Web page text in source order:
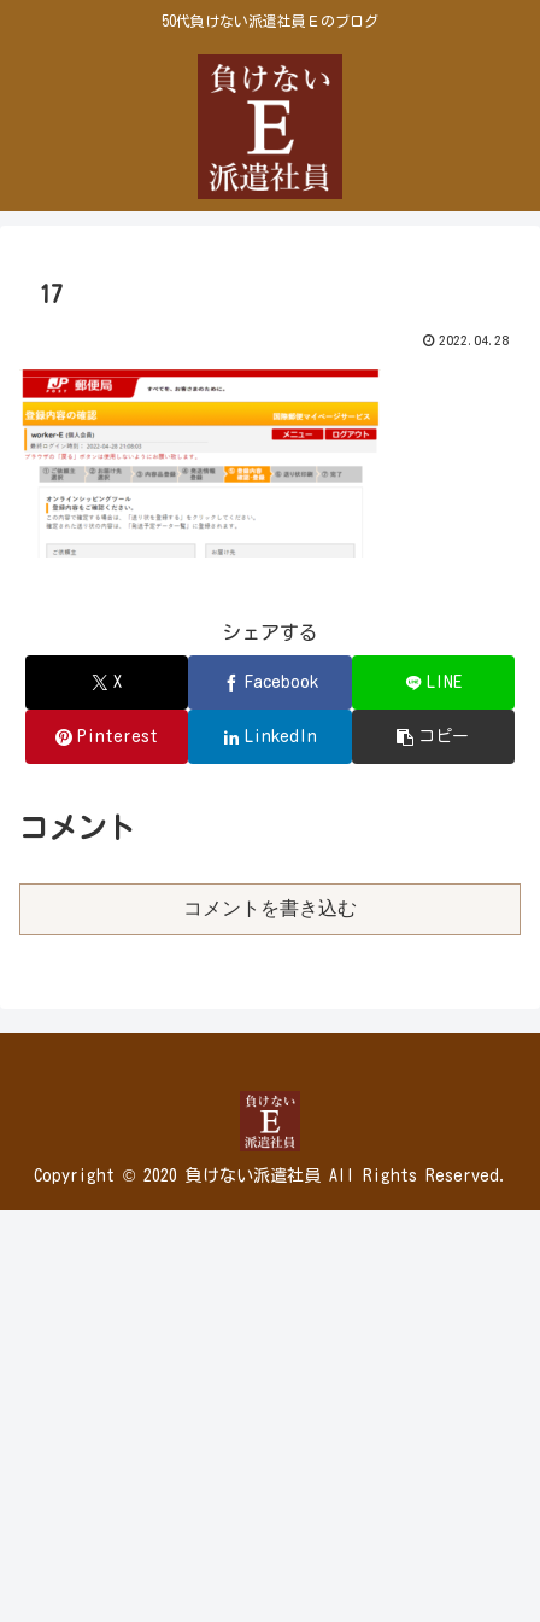
50代負けない派遣社員Ｅのブログ
17
2022.04.28
シェアする
X Facebook LINE
Pinterest LinkedIn コピー
コメント
コメントを書き込む
Copyright © 2020 負けない派遣社員 All Rights Reserved.